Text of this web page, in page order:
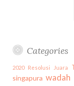
Categories
2020 Resolusi Juara
singapura wadah